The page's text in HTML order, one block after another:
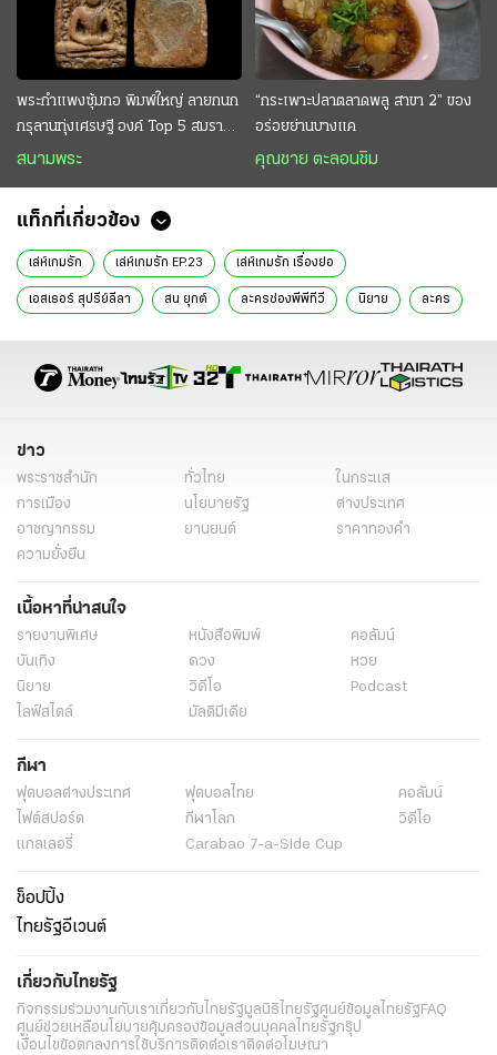
พระกำแพงซุ้มกอ พิมพ์ใหญ่ ลายกนก
กรุลานทุ่งเศรษฐี องค์ Top 5 สมราคา
หลักสิบล้าน
สนามพระ
“กระเพาะปลาตลาดพลู สาขา 2” ของ
อร่อยย่านบางแค
คุณชาย ตะลอนชิม
แท็กที่เกี่ยวข้อง
เล่ห์เกมรัก เล่ห์เกมรัก EP.23 เล่ห์เกมรัก เรื่องย่อ
เอสเธอร์ สุปรีย์ลีลา สน ยุกต์ ละครช่องพีพีทีวี นิยาย ละคร
ข่าว
พระราชสำนัก ทั่วไทย
ในกระแส
การเมือง
นโยบายรัฐ
ต่างประเทศ
อาชญากรรม
ยานยนต์
ราคาทองคำ
ความยั่งยืน
เนื้อหาที่น่าสนใจ
รายงานพิเศษ หนังสือพิมพ์
คอลัมน์
บันเทิง
ดวง
หวย
นิยาย
วิดีโอ
Podcast
ไลฟ์สไตล์
มัลติมีเดีย
กีฬา
ฟุตบอลต่่างประเทศ ฟุตบอลไทย
คอลัมน์
ไฟต์สปอร์ต
กีฬาโลก
วิดีโอ
แกลเลอรี่
Carabao 7-a-Side Cup
ช็อปปิ้ง
ไทยรัฐอีเวนต์
เกี่ยวกับไทยรัฐ
กิจกรรมร่วมงานกับเราเกี่ยวกับไทยรัฐมูลนิธิไทยรัฐศูนย์ข้อมูลไทยรัฐFAQ
ศูนย์ช่วยเหลือนโยบายคุ้มครองข้อมูลส่วนบุคคลไทยรัฐกรุ๊ป
เงื่อนไขข้อตกลงการใช้บริการติดต่อเราติดต่อโฆษณา